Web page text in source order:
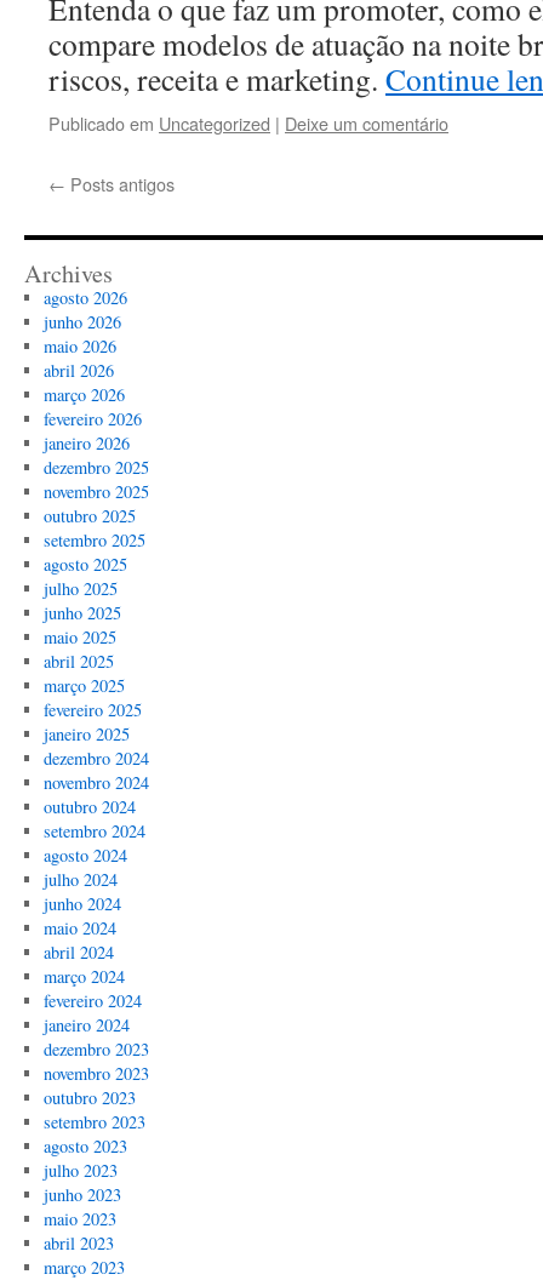
Entenda o que faz um promoter, como
compare modelos de atuação na noite
riscos, receita e marketing. Continue
Publicado em Uncategorized | Deixe um comentário
← Posts antigos
Archives
agosto 2026
junho 2026
maio 2026
abril 2026
março 2026
fevereiro 2026
janeiro 2026
dezembro 2025
novembro 2025
outubro 2025
setembro 2025
agosto 2025
julho 2025
junho 2025
maio 2025
abril 2025
março 2025
fevereiro 2025
janeiro 2025
dezembro 2024
novembro 2024
outubro 2024
setembro 2024
agosto 2024
julho 2024
junho 2024
maio 2024
abril 2024
março 2024
fevereiro 2024
janeiro 2024
dezembro 2023
novembro 2023
outubro 2023
setembro 2023
agosto 2023
julho 2023
junho 2023
maio 2023
abril 2023
março 2023